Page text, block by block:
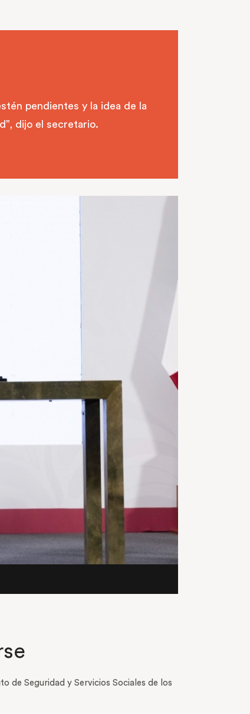
pendientes y la idea de la
dijo el secretario.
de Seguridad y Servicios Sociales de los